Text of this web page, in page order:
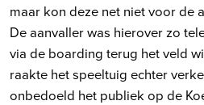
maar kon deze net niet voor de
De aanvaller was hierover zo
via de boarding terug het veld
raakte het speeltuig echter
onbedoeld het publiek op de